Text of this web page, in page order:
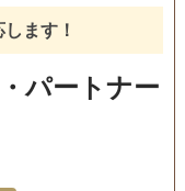
ます！
パートナー